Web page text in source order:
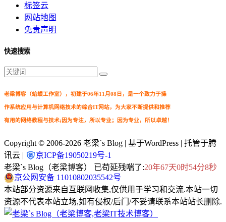
标签云
网站地图
免责声明
快速搜索
老梁博客（蛤蟆工作室），初建于06年11月08日，是一个致力于操
作系统应用与计算机网络技术的综合IT网站，为大家不断提供和推荐
有用的网络教程与技术;因为专注，所以专业；因为专业，所以卓越！
Copyright © 2006-2026 老梁`s Blog | 基于WordPress | 托管于腾
讯云 |
京ICP备19050219号-1
老梁`s Blog（老梁博客） 已苟延残喘了:20年67天0时54分9秒
京公网安备 11010802035542号
本站部分资源来自互联网收集,仅供用于学习和交流.本站一切
资源不代表本站立场,如有侵权/后门/不妥请联系本站站长删除.